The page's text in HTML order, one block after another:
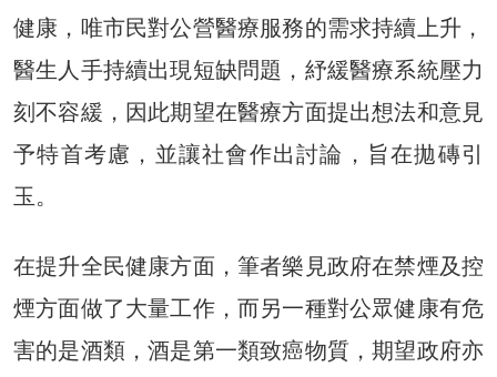
健康，唯市民對公營醫療服務的需求持續上升，
醫生人手持續出現短缺問題，紓緩醫療系統壓力
刻不容緩，因此期望在醫療方面提出想法和意見
予特首考慮，並讓社會作出討論，旨在拋磚引
玉。
在提升全民健康方面，筆者樂見政府在禁煙及控
煙方面做了大量工作，而另一種對公眾健康有危
害的是酒類，酒是第一類致癌物質，期望政府亦